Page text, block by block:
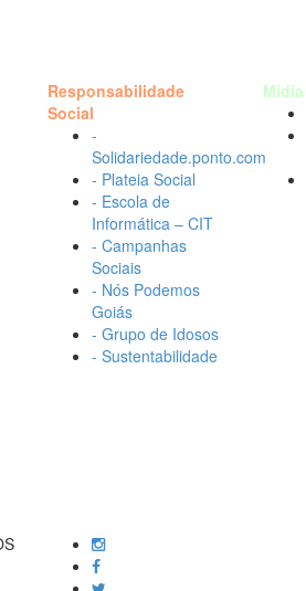
Responsabilidade
Social
-
Solidariedade.ponto.com
- Plateia Social
- Escola de
Informática – CIT
- Campanhas
Sociais
- Nós Podemos
Goiás
- Grupo de Idosos
- Sustentabilidade
Mídia